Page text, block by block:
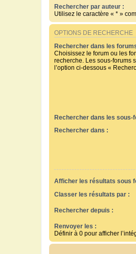
Rechercher par auteur :
Utilisez le caractère « * »
OPTIONS DE RECHERCHE
Rechercher dans les
Choisissez le forum ou les
recherche. Les sous-forums
l’option ci-dessous «
Rechercher dans les sous-
Rechercher dans :
Afficher les résultats sous
Classer les résultats par :
Rechercher depuis :
Renvoyer les :
Définir à 0 pour afficher